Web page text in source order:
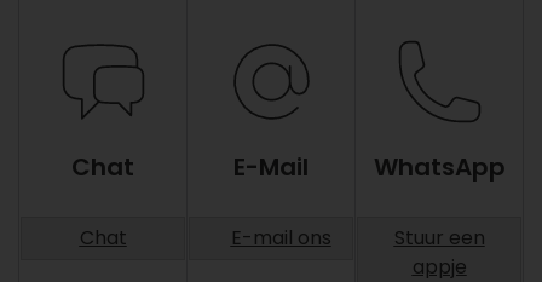
Chat
Chat
E-Mail
E-mail ons
WhatsApp
Stuur een
appje